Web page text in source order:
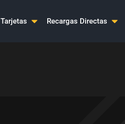
Tarjetas Recargas Directas